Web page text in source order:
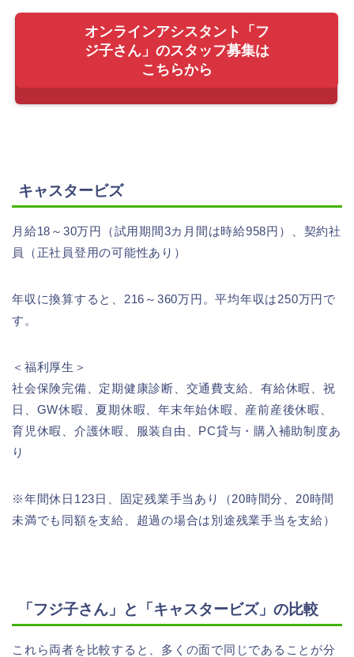
オンラインアシスタント「フ
ジ子さん」のスタッフ募集は
こちらから
キャスタービズ
月給18～30万円（試用期間3カ月間は時給958円）、契約社
員（正社員登用の可能性あり）
年収に換算すると、216～360万円。平均年収は250万円で
す。
＜福利厚生＞
社会保険完備、定期健康診断、交通費支給、有給休暇、祝
日、GW休暇、夏期休暇、年末年始休暇、産前産後休暇、
育児休暇、介護休暇、服装自由、PC貸与・購入補助制度あ
り
※年間休日123日、固定残業手当あり（20時間分、20時間
未満でも同額を支給、超過の場合は別途残業手当を支給）
「フジ子さん」と「キャスタービズ」の比較
これら両者を比較すると、多くの面で同じであることが分